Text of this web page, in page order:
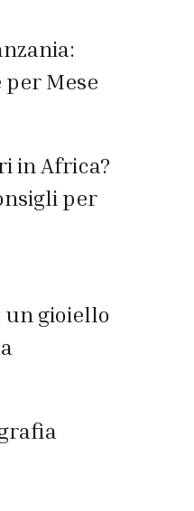
per Mese
in Africa?
per
un gioiello